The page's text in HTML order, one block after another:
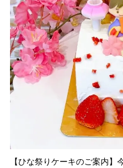
【ひな祭りケーキのご案内】